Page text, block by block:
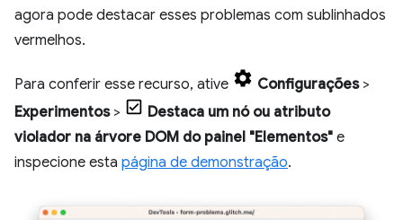
agora pode destacar esses problemas com sublinhados
vermelhos.
Para conferir esse recurso, ative Configurações>
Experimentos>
Destaca um nó ou atributo
violador na árvore DOM do painel "Elementos" e
inspecione esta página de demonstração.